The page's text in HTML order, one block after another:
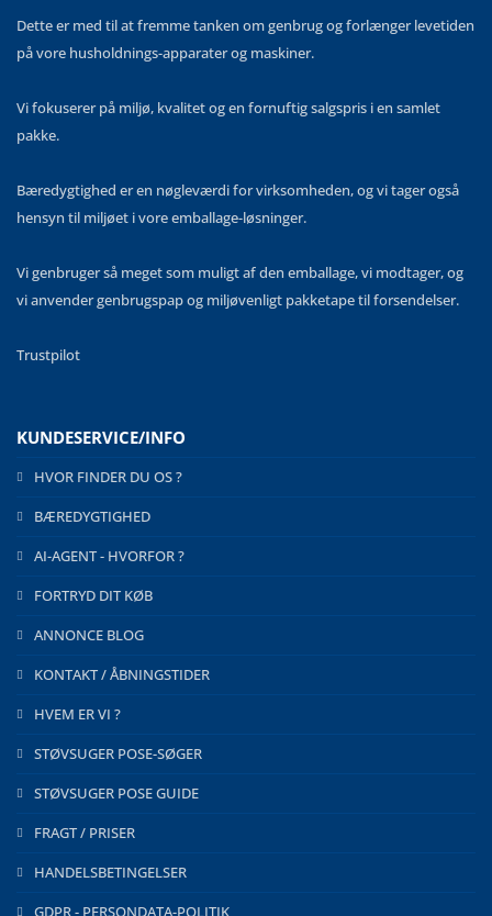
Dette er med til at fremme tanken om genbrug og forlænger levetiden
på vore husholdnings-apparater og maskiner.
Vi fokuserer på miljø, kvalitet og en fornuftig salgspris i en samlet
pakke.
Bæredygtighed er en nøgleværdi for virksomheden, og vi tager også
hensyn til miljøet i vore emballage-løsninger.
Vi genbruger så meget som muligt af den emballage, vi modtager, og
vi anvender genbrugspap og miljøvenligt pakketape til forsendelser.
Trustpilot
KUNDESERVICE/INFO
HVOR FINDER DU OS ?
BÆREDYGTIGHED
AI-AGENT - HVORFOR ?
FORTRYD DIT KØB
ANNONCE BLOG
KONTAKT / ÅBNINGSTIDER
HVEM ER VI ?
STØVSUGER POSE-SØGER
STØVSUGER POSE GUIDE
FRAGT / PRISER
HANDELSBETINGELSER
GDPR - PERSONDATA-POLITIK